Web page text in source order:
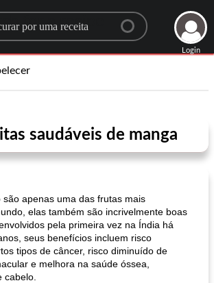
for a recipe
Login
saudáveis ​​de manga
são apenas uma das frutas mais
elas também são incrivelmente boas
pela primeira vez na Índia há
seus benefícios incluem risco
tipos de câncer, risco diminuído de
e melhora na saúde óssea,
cabelo.